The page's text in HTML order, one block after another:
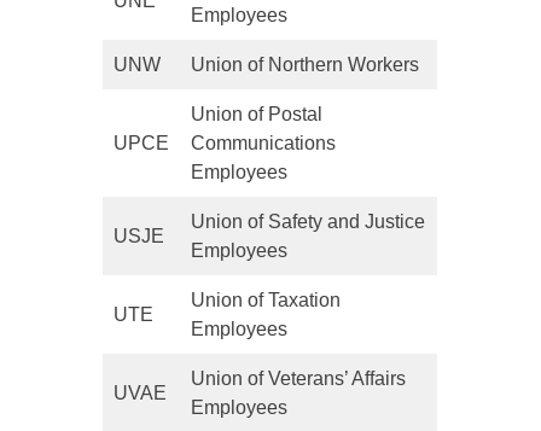
Employees
UNW Union of Northern Workers
UPCE
Union of Postal
Communications
Employees
USJE
Union of Safety and Justice
Employees
UTE
Union of Taxation
Employees
UVAE
Union of Veterans’ Affairs
Employees